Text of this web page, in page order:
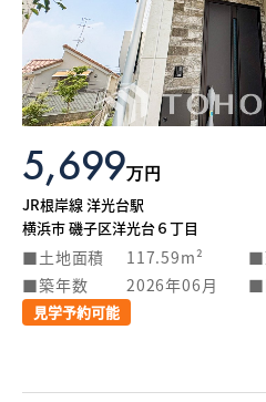
5,699万円
JR根岸線 洋光台駅
横浜市 磯子区洋光台６丁目
土地面積 117.59m²
築年数
2026年06月
見学予約可能